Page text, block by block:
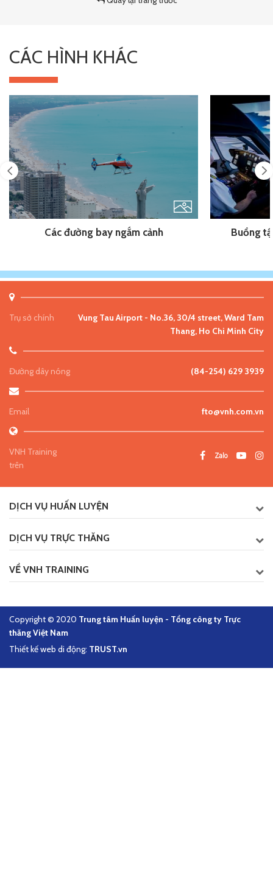
CÁC HÌNH KHÁC
Previous
Các đường bay ngắm cảnh Buồng
Next
Trụ sở chính
Vung Tau Airport - No.36, 30/4 street, Ward Tam
Thang, Ho Chi Minh City
Đường dây nóng (84-254) 629 3939
Email fto@vnh.com.vn
VNH Training
trên
DỊCH VỤ HUẤN LUYỆN
DỊCH VỤ TRỰC THĂNG
VỀ VNH TRAINING
Copyright © 2020 Trung tâm Huấn luyện - Tổng công ty Trực
thăng Việt Nam
Thiết kế web di động: TRUST.vn